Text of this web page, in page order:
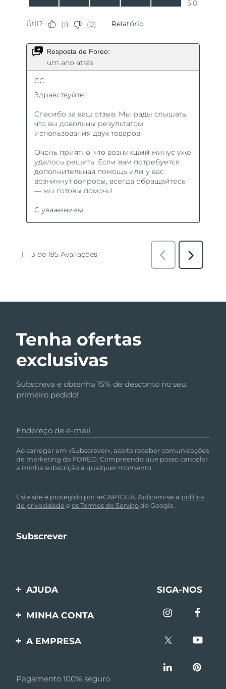
Tenha ofertas
exclusivas
Subscreva e obtenha 15% de desconto no seu
primeiro pedido!
Endereço de e-mail
Ao carregar em «Subscrever», aceito receber comunicações
de marketing da FOREO. Compreendo que posso cancelar
a minha subscrição a qualquer momento.
Este site é protegido por reCAPTCHA. Aplicam-se a política
de privacidade eos Termos de Serviçodo Google.
AJUDA
Entre em contato
SIGA-NOS
MINHA CONTA
Registro de produto
A EMPRESA
Afiliados
Pagamento 100% seguro